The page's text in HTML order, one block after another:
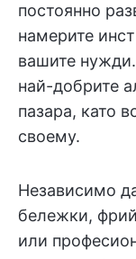
постоянно
намерите
вашите
най-добрите
пазара, като
своему.
Независимо
бележки,
или